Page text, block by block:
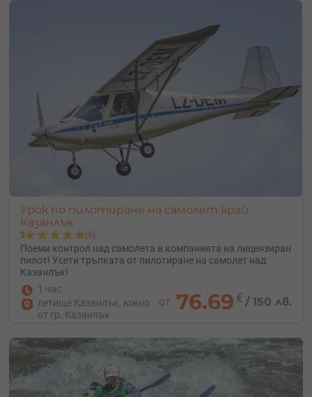
Урок по пилотиране на самолет край
Казанлък
5 (5)
Поеми контрол над самолета в компанията на лицензиран
пилот! Усети тръпката от пилотиране на самолет над
Казанлък!
1 час
летище Казанлък, южно
от гр. Казанлък
от 76.69 € /150 лв.